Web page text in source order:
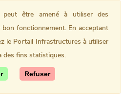
peut être amené à utiliser des
fonctionnement. En acceptant
le Portail Infrastructures à utiliser
des fins statistiques.
Refuser